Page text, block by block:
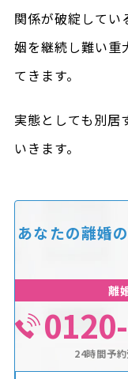
関係が破綻してい
姻を継続し難い重
てきます。
実態としても別居
いきます。
あなたの離婚
離
24時間予